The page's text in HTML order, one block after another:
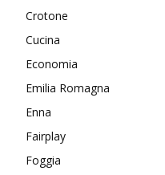
Crotone
Cucina
Economia
Emilia Romagna
Enna
Fairplay
Foggia